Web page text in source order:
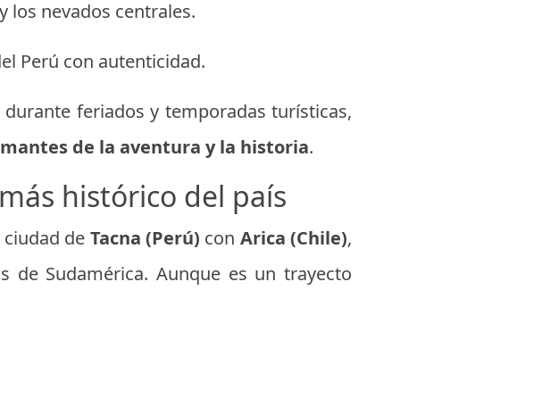
los nevados centrales.
Perú con autenticidad.
feriados y temporadas turísticas,
de la aventura y la historia.
histórico del país
de Tacna (Perú) con Arica (Chile),
de Sudamérica. Aunque es un trayecto